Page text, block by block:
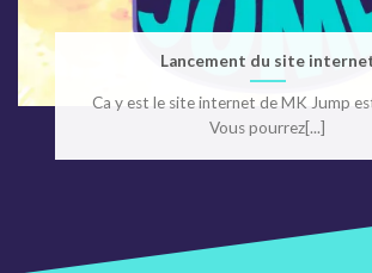
Lancement du site
Ca y est le site internet de MK Jump
Vous pourrez[...]